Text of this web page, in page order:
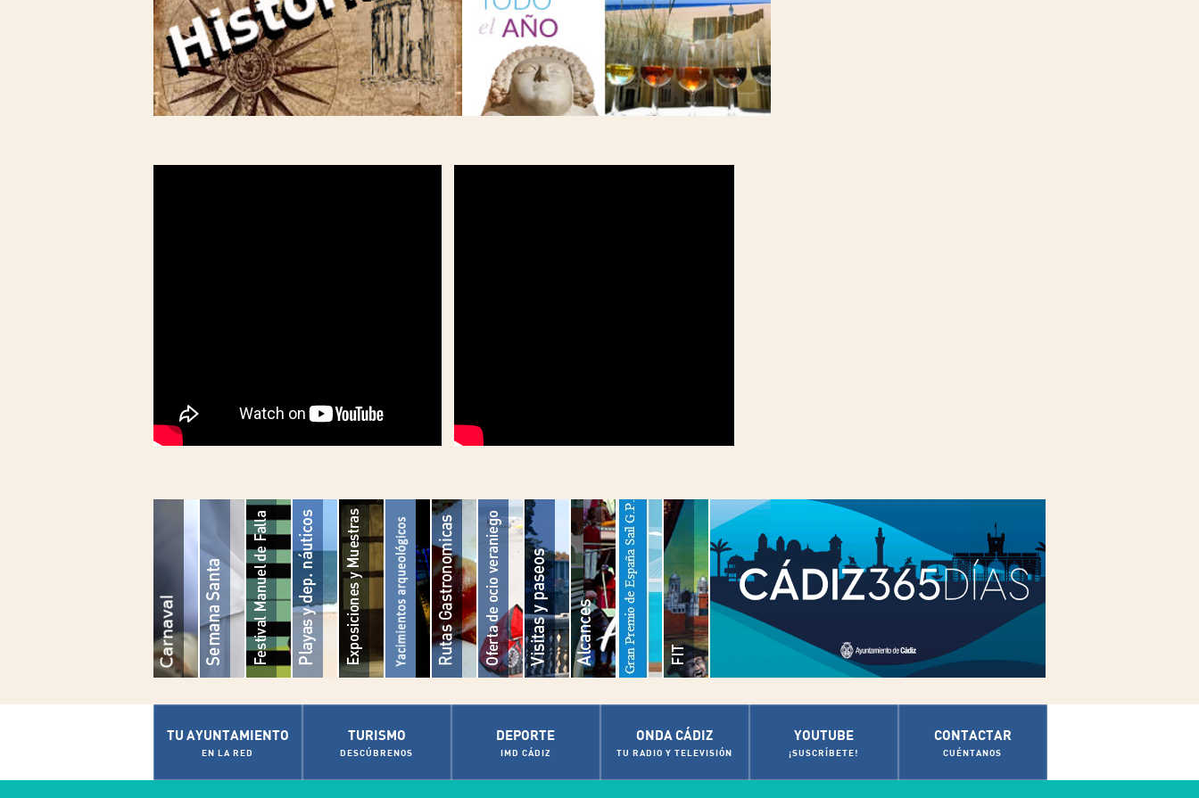
TU AYUNTAMIENTO
EN LA RED
TURISMO
DESCÚBRENOS
DEPORTE
IMD CÁDIZ
ONDA CÁDIZ
TU RADIO Y TELEVISIÓN
YOUTUBE
¡SUSCRÍBETE!
CONTACTAR
CUÉNTANOS